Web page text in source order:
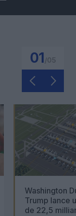
01
Washington
Trump lance
de 22,5